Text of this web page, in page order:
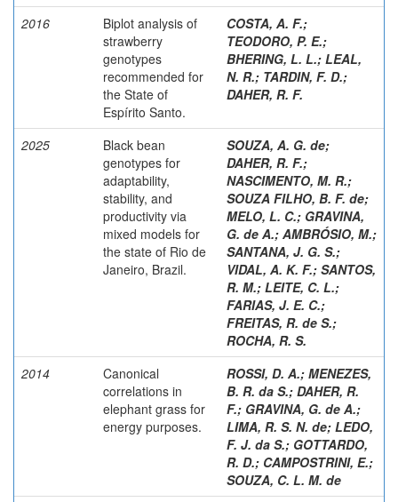
2016
Biplot analysis of
strawberry
genotypes
recommended for
the State of
Espírito Santo.
COSTA, A. F.;
TEODORO, P. E.;
BHERING, L. L.; LEAL,
N. R.; TARDIN, F. D.;
DAHER, R. F.
2025
Black bean
genotypes for
adaptability,
stability, and
productivity via
mixed models for
the state of Rio de
Janeiro, Brazil.
SOUZA, A. G. de;
DAHER, R. F.;
NASCIMENTO, M. R.;
SOUZA FILHO, B. F. de;
MELO, L. C.; GRAVINA,
G. de A.; AMBRÓSIO, M.;
SANTANA, J. G. S.;
VIDAL, A. K. F.; SANTOS,
R. M.; LEITE, C. L.;
FARIAS, J. E. C.;
FREITAS, R. de S.;
ROCHA, R. S.
2014
Canonical
correlations in
elephant grass for
energy purposes.
ROSSI, D. A.; MENEZES,
B. R. da S.; DAHER, R.
F.; GRAVINA, G. de A.;
LIMA, R. S. N. de; LEDO,
F. J. da S.; GOTTARDO,
R. D.; CAMPOSTRINI, E.;
SOUZA, C. L. M. de